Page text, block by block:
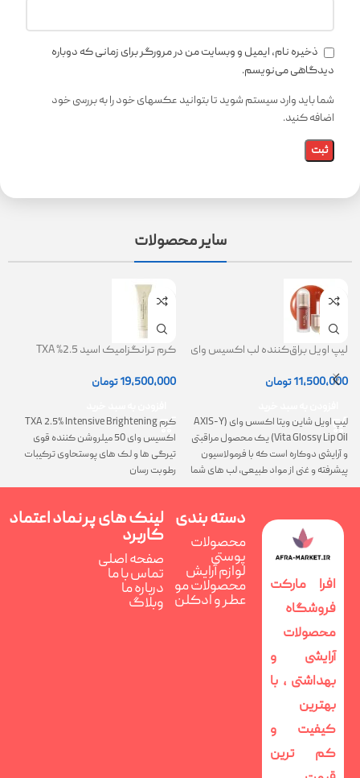
ذخیره نام، ایمیل و وبسایت من در مرورگر برای زمانی که دوباره
دیدگاهی می‌نویسم.
شما باید وارد سیستم شوید تا بتوانید عکسهای خود را به بررسی خود
اضافه کنید.
سایر محصولات
لیپ اویل براق‌کننده لب اکسیس وای
11,500,000تومان
لیپ اویل شاین ویتا اکسس وای (AXIS-Y
Vita Glossy Lip Oil) یک محصول مراقبتی
و آرایشی دوکاره است که با فرمولاسیون
پیشرفته و غنی از مواد طبیعی، لب های شما
را همزمان ترمیم، تغذیه و فوق العاده
کرم ترانگزامیک اسید 2.5% TXA
19,500,000تومان
کرم TXA 2.5% Intensive Brightening
اکسیس وای 50 میلروشن کننده قوی
تیرگی ها و لک های پوستحاوی ترکیبات
رطوبت رسان
افرا مارکت
فروشگاه
محصولات
آرایشی و
بهداشتی ، با
بهترین
کیفیت و
کم ترین
دسته بندی
محصولات
پوستی
لوازم آرایش
محصولات مو
عطر و ادکلن
لینک های پر
کاربرد
صفحه اصلی
تماس با ما
درباره ما
وبلاگ
نماد اعتماد